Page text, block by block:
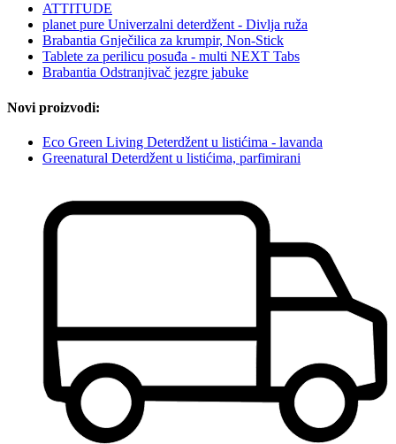
ATTITUDE
planet pure Univerzalni deterdžent - Divlja ruža
Brabantia Gnječilica za krumpir, Non-Stick
Tablete za perilicu posuđa - multi NEXT Tabs
Brabantia Odstranjivač jezgre jabuke
Novi proizvodi:
Eco Green Living Deterdžent u listićima - lavanda
Greenatural Deterdžent u listićima, parfimirani